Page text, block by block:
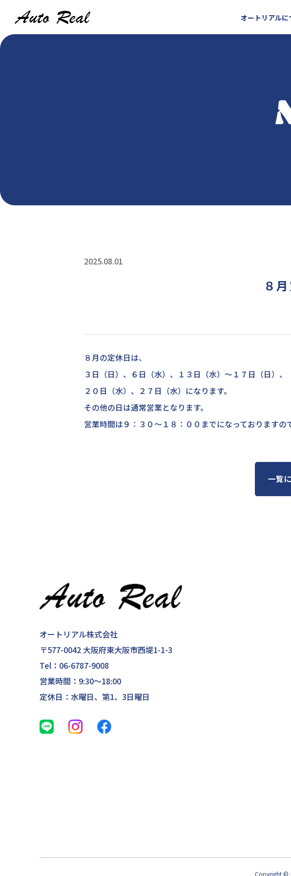
オートリアルに
2025.08.01
８
８月の定休日は、
３日（日）、６日（水）、 １３日（水）～１７日（日）、
２０日（水）、２７日（水）になります。
その他の日は通常営業となります。
営業時間は９：３０～１８：００までになっておりますの
一覧
オートリアル株式会社
〒577-0042 大阪府東大阪市西堤1-1-3
Tel： 06-6787-9008
営業時間：9:30～18:00
定休日：水曜日、第1、3日曜日
Copyright ©